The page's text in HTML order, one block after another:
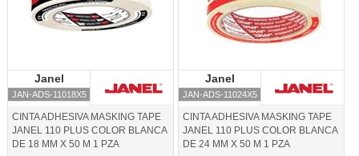
Janel
JAN-ADS-11018X5
CINTA ADHESIVA MASKING TAPE
JANEL 110 PLUS COLOR BLANCA
DE 18 MM X 50 M 1 PZA
Janel
JAN-ADS-11024X5
CINTA ADHESIVA MASKING TAPE
JANEL 110 PLUS COLOR BLANCA
DE 24 MM X 50 M 1 PZA